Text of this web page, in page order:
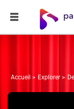
Accueil Explorer